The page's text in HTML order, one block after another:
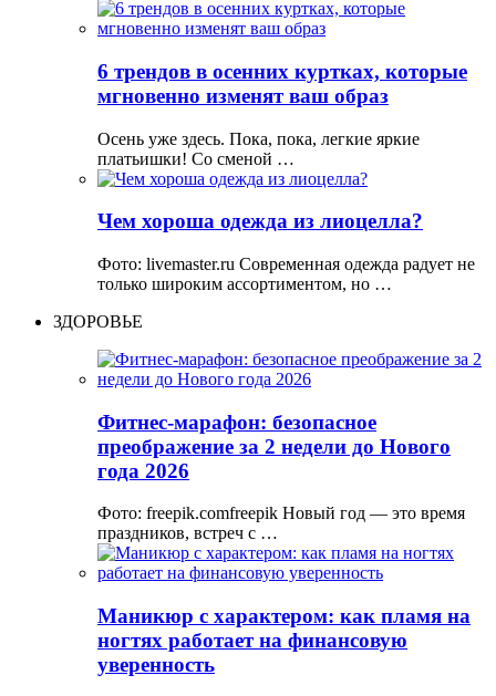
6 трендов в осенних куртках, которые
мгновенно изменят ваш образ
Осень уже здесь. Пока, пока, легкие яркие
платьишки! Со сменой …
Чем хороша одежда из лиоцелла?
Фото: livemaster.ru Современная одежда радует не
только широким ассортиментом, но …
ЗДОРОВЬЕ
Фитнес-марафон: безопасное
преображение за 2 недели до Нового
года 2026
Фото: freepik.comfreepik Новый год — это время
праздников, встреч с …
Маникюр с характером: как пламя на
ногтях работает на финансовую
уверенность